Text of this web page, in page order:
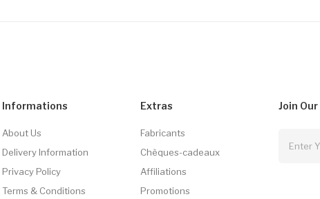
Informations
About Us
Delivery Information
Privacy Policy
Terms & Conditions
Extras
Fabricants
Chèques-cadeaux
Affiliations
Promotions
Join Our